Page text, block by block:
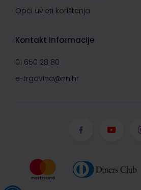
Opći uvjeti korištenja
Kontakt informacije
01 650 28 80
e-trgovina@nn.hr